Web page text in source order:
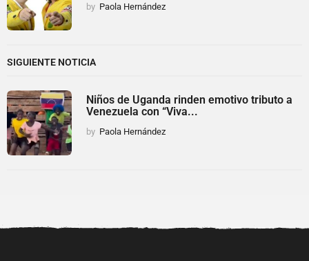
by Paola Hernández
SIGUIENTE NOTICIA
Niños de Uganda rinden emotivo tributo a
Venezuela con “Viva...
by Paola Hernández